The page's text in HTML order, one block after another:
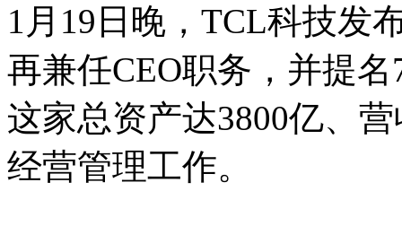
1月19日晚，TCL科技发
再兼任CEO职务，并提
这家总资产达3800亿、
经营管理工作。